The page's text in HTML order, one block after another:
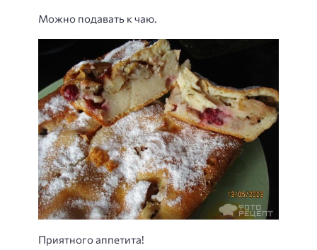
Можно подавать к чаю.
Приятного аппетита!